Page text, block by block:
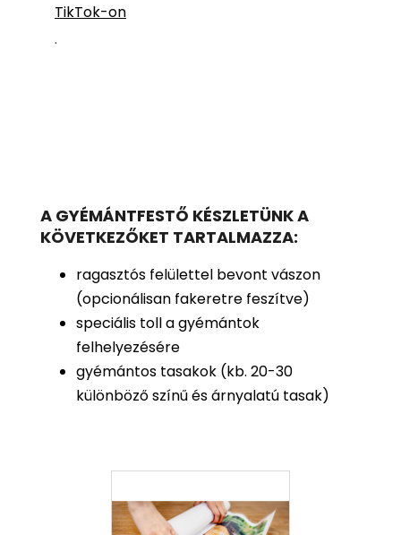
TikTok-on
.
A GYÉMÁNTFESTŐ KÉSZLETÜNK A
KÖVETKEZŐKET TARTALMAZZA:
ragasztós felülettel bevont vászon
(opcionálisan fakeretre feszítve)
speciális toll a gyémántok
felhelyezésére
gyémántos tasakok (kb. 20-30
különböző színű és árnyalatú tasak)